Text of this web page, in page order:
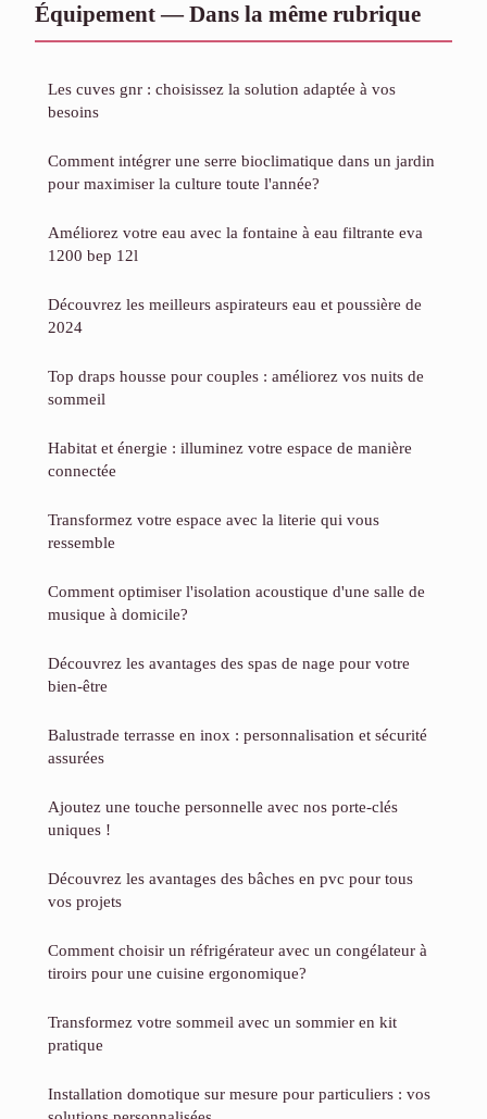
Équipement — Dans la même rubrique
Les cuves gnr : choisissez la solution adaptée à vos
besoins
Comment intégrer une serre bioclimatique dans un jardin
pour maximiser la culture toute l'année?
Améliorez votre eau avec la fontaine à eau filtrante eva
1200 bep 12l
Découvrez les meilleurs aspirateurs eau et poussière de
2024
Top draps housse pour couples : améliorez vos nuits de
sommeil
Habitat et énergie : illuminez votre espace de manière
connectée
Transformez votre espace avec la literie qui vous
ressemble
Comment optimiser l'isolation acoustique d'une salle de
musique à domicile?
Découvrez les avantages des spas de nage pour votre
bien-être
Balustrade terrasse en inox : personnalisation et sécurité
assurées
Ajoutez une touche personnelle avec nos porte-clés
uniques !
Découvrez les avantages des bâches en pvc pour tous
vos projets
Comment choisir un réfrigérateur avec un congélateur à
tiroirs pour une cuisine ergonomique?
Transformez votre sommeil avec un sommier en kit
pratique
Installation domotique sur mesure pour particuliers : vos